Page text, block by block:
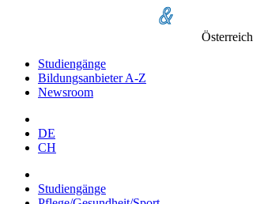
Österreich
Studiengänge
Bildungsanbieter A-Z
Newsroom
DE
CH
Studiengänge